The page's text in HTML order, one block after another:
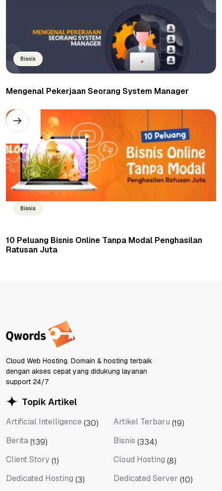
Bisnis
Mengenal Pekerjaan Seorang System Manager
Bisnis
10 Peluang Bisnis Online Tanpa Modal Penghasilan
Ratusan Juta
Cloud Web Hosting. Domain & hosting terbaik
dengan akses cepat yang didukung layanan
support 24/7
Topik Artikel
Artificial Intelligence (30) Artikel Terbaru (19)
Berita(139) Bisnis (334)
Client Story(1) Cloud Hosting (8)
Dedicated Hosting (3) Dedicated Server (10)